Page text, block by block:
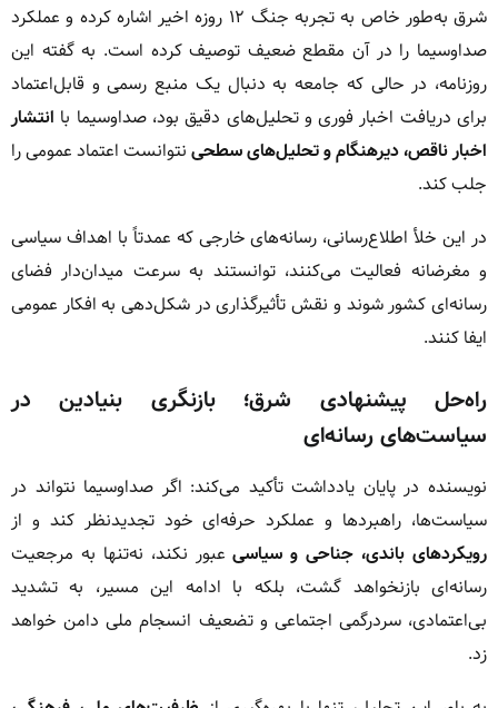
شرق به‌طور خاص به تجربه جنگ ۱۲ روزه اخیر اشاره کرده و عملکرد
صداوسیما را در آن مقطع ضعیف توصیف کرده است. به گفته این
روزنامه، در حالی که جامعه به دنبال یک منبع رسمی و قابل‌اعتماد
برای دریافت اخبار فوری و تحلیل‌های دقیق بود، صداوسیما با انتشار
اخبار ناقص، دیرهنگام و تحلیل‌های سطحی نتوانست اعتماد عمومی را
جلب کند.
در این خلأ اطلاع‌رسانی، رسانه‌های خارجی که عمدتاً با اهداف سیاسی
و مغرضانه فعالیت می‌کنند، توانستند به سرعت میدان‌دار فضای
رسانه‌ای کشور شوند و نقش تأثیرگذاری در شکل‌دهی به افکار عمومی
ایفا کنند.
راه‌حل پیشنهادی شرق؛ بازنگری بنیادین در
سیاست‌های رسانه‌ای
نویسنده در پایان یادداشت تأکید می‌کند: اگر صداوسیما نتواند در
سیاست‌ها، راهبردها و عملکرد حرفه‌ای خود تجدیدنظر کند و از
رویکردهای باندی، جناحی و سیاسیعبور نکند، نه‌تنها به مرجعیت
رسانه‌ای بازنخواهد گشت، بلکه با ادامه این مسیر، به تشدید
بی‌اعتمادی، سردرگمی اجتماعی و تضعیف انسجام ملی دامن خواهد
زد.